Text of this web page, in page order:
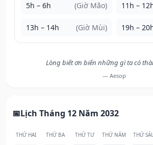
5h – 6h (Giờ Mão) 11h –
13h – 14h (Giờ Mùi) 19h –
Lòng biết ơn biến những gì ta có
— Aesop
Lịch Tháng 12 Năm 2032
THỨ HAI THỨ BA THỨ TƯ THỨ NĂM THỨ